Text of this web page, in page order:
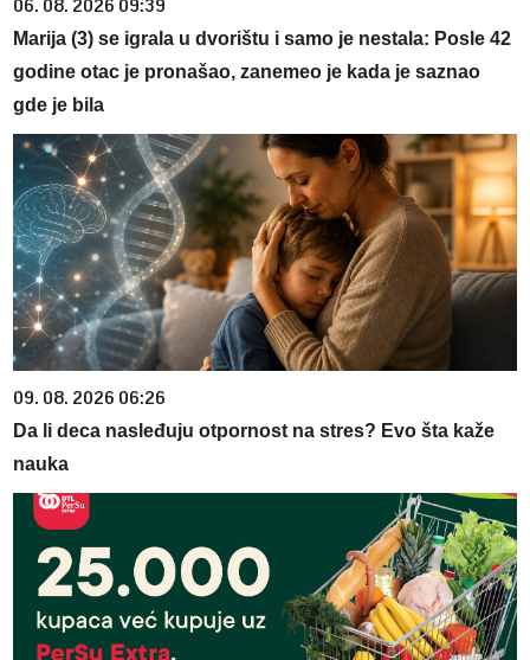
06. 08. 2026 09:39
Marija (3) se igrala u dvorištu i samo je nestala: Posle 42
godine otac je pronašao, zanemeo je kada je saznao
gde je bila
09. 08. 2026 06:26
Da li deca nasleđuju otpornost na stres? Evo šta kaže
nauka